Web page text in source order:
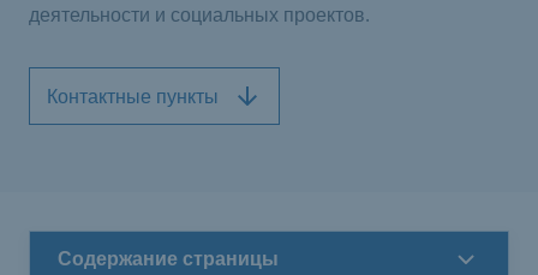
деятельности и социальных проектов.
Контактные пункты
Содержание страницы